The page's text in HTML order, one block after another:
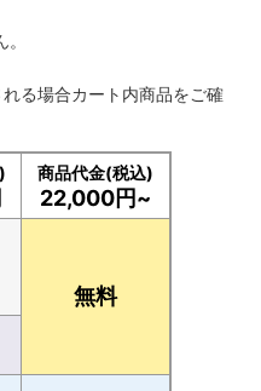
る場合カート内商品をご確
商品代金(税込)
22,000円~
無料